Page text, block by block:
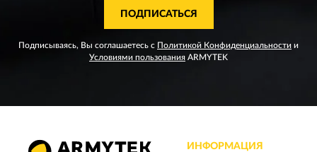
ПОДПИСАТЬСЯ
Подписываясь, Вы соглашаетесь с Политикой Конфиденциальности и
Условиями пользования ARMYTEK
ИНФОРМАЦИЯ